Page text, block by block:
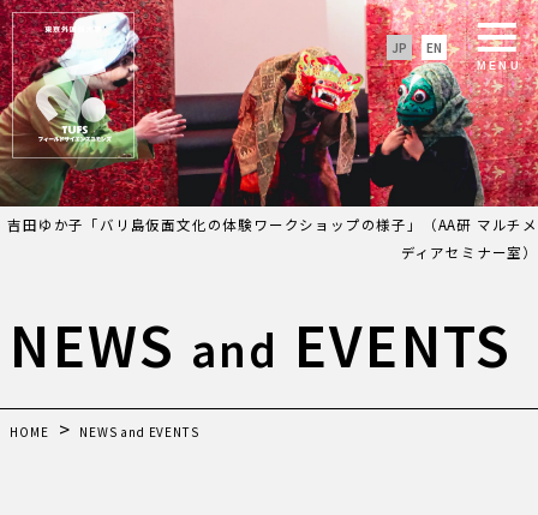
JP EN
MENU
吉田ゆか子「バリ島仮面文化の体験ワークショップの様子」（AA研 マルチメ
ディアセミナー室）
NEWS and EVENTS
HOME NEWS and EVENTS